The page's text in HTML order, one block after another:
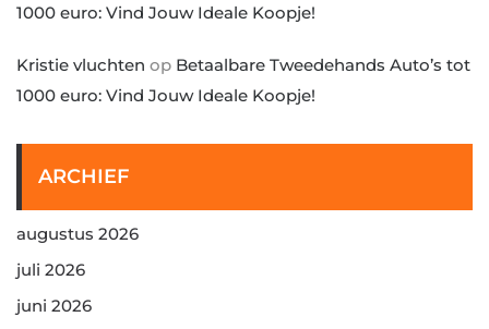
1000 euro: Vind Jouw Ideale Koopje!
Kristie vluchten op Betaalbare Tweedehands Auto’s tot
1000 euro: Vind Jouw Ideale Koopje!
ARCHIEF
augustus 2026
juli 2026
juni 2026